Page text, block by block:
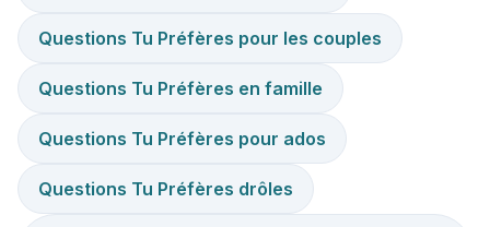
Questions Tu Préfères pour les couples
Questions Tu Préfères en famille
Questions Tu Préfères pour ados
Questions Tu Préfères drôles